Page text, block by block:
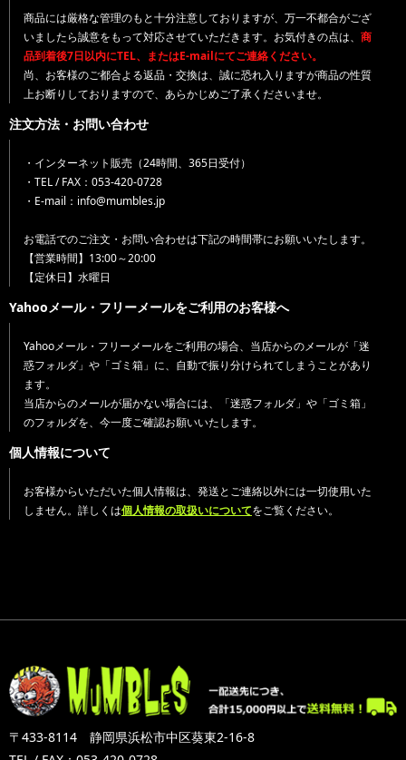
商品には厳格な管理のもと十分注意しておりますが、万一不都合がござ
いましたら誠意をもって対応させていただきます。お気付きの点は、 商
品到着後7日以内にTEL、またはE-mailにてご連絡ください。
尚、お客様のご都合よる返品・交換は、誠に恐れ入りますが商品の性質
上お断りしておりますので、あらかじめご了承くださいませ。
注文方法・お問い合わせ
・インターネット販売（24時間、365日受付）
・TEL / FAX：053-420-0728
・E-mail：info@mumbles.jp
お電話でのご注文・お問い合わせは下記の時間帯にお願いいたします。
【営業時間】13:00～20:00
【定休日】水曜日
Yahooメール・フリーメールをご利用のお客様へ
Yahooメール・フリーメールをご利用の場合、当店からのメールが「迷
惑フォルダ」や「ゴミ箱」に、自動で振り分けられてしまうことがあり
ます。
当店からのメールが届かない場合には、「迷惑フォルダ」や「ゴミ箱」
のフォルダを、今一度ご確認お願いいたします。
個人情報について
お客様からいただいた個人情報は、発送とご連絡以外には一切使用いた
しません。詳しくは個人情報の取扱いについてをご覧ください。
〒433-8114 静岡県浜松市中区葵東2-16-8